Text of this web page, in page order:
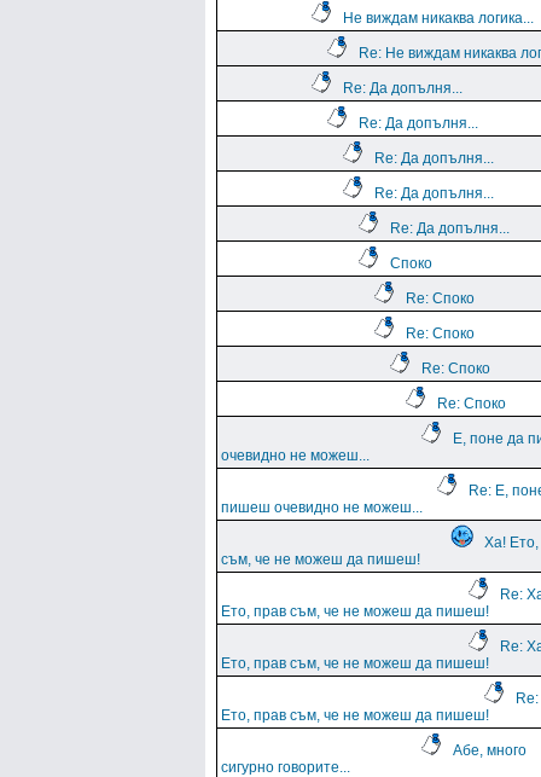
Не виждам никаква логика...
Re: Не виждам никаква
Re: Да допълня...
Re: Да допълня...
Re: Да допълня...
Re: Да допълня...
Re: Да допълня...
Споко
Re: Споко
Re: Споко
Re: Споко
Re: Споко
Е, поне да
очевидно не можеш...
Re: Е,
пишеш очевидно не можеш...
Ха! Ето,
съм, че не можеш да пишеш!
Re:
Ето, прав съм, че не можеш да пишеш!
Re:
Ето, прав съм, че не можеш да пишеш!
Ето, прав съм, че не можеш да пишеш!
Абе, много
сигурно говорите...